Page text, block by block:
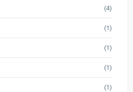
(4)
(1)
(1)
(1)
(1)